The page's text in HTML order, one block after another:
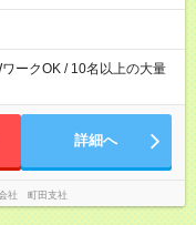
時
ークOK / 10名以上の大量
詳細へ
社 町田支社